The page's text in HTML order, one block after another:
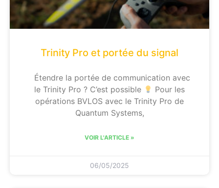
Trinity Pro et portée du signal
Étendre la portée de communication avec
le Trinity Pro ? C’est possible
Pour les
opérations BVLOS avec le Trinity Pro de
Quantum Systems,
VOIR L'ARTICLE »
06/05/2025